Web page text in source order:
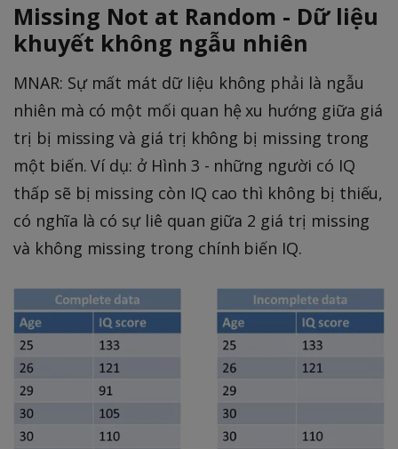
Missing Not at Random - Dữ liệu
khuyết không ngẫu nhiên
MNAR: Sự mất mát dữ liệu không phải là ngẫu
nhiên mà có một mối quan hệ xu hướng giữa giá
trị bị missing và giá trị không bị missing trong
một biến. Ví dụ: ở Hình 3 - những người có IQ
thấp sẽ bị missing còn IQ cao thì không bị thiếu,
có nghĩa là có sự liê quan giữa 2 giá trị missing
và không missing trong chính biến IQ.